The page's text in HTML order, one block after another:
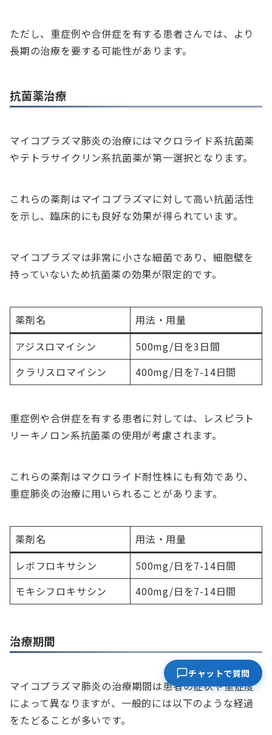
ただし、重症例や合併症を有する患者さんでは、より
長期の治療を要する可能性があります。
抗菌薬治療
マイコプラズマ肺炎の治療にはマクロライド系抗菌薬
やテトラサイクリン系抗菌薬が第一選択となります。
これらの薬剤はマイコプラズマに対して高い抗菌活性
を示し、臨床的にも良好な効果が得られています。
マイコプラズマは非常に小さな細菌であり、細胞壁を
持っていないため抗菌薬の効果が限定的です。
薬剤名
用法・用量
アジスロマイシン
500mg/日を3日間
クラリスロマイシン
400mg/日を7-14日間
重症例や合併症を有する患者に対しては、レスピラト
リーキノロン系抗菌薬の使用が考慮されます。
これらの薬剤はマクロライド耐性株にも有効であり、
重症肺炎の治療に用いられることがあります。
薬剤名
用法・用量
レボフロキサシン
500mg/日を7-14日間
モキシフロキサシン
400mg/日を7-14日間
治療期間
マイコプラズマ肺炎の治療期間は患者の症状や重症度
によって異なりますが、一般的には以下のような経過
をたどることが多いです。
チャットで質問